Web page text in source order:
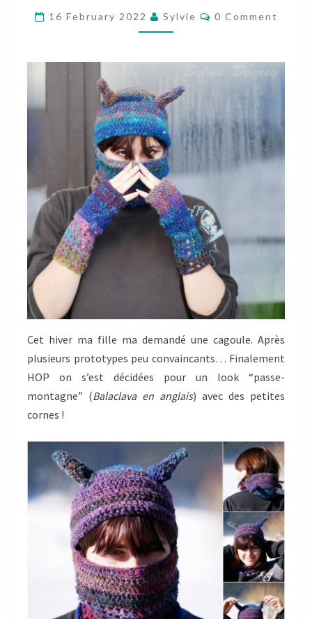
JUMI
16 February 2022 Sylvie Comments
0 Comment
Cet hiver ma fille ma demandé une cagoule. Après
plusieurs prototypes peu convaincants… Finalement
HOP on s’est décidées pour un look “passe-
montagne” (Balaclava en anglais) avec des petites
cornes !